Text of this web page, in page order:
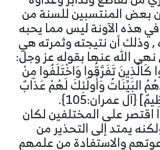
بعض المنتسبين للسنة من
هذه الآونة ليس مما يحبه
, وذلك أن نتيجته وثمرته هي
نهى الله عنها بقوله عز وجل:
كَالَّذِينَ تَفَرَّقُوا وَاخْتَلَفُوا مِنْ
البَيِّنَاتُ وَأُولَئِكَ لَهُمْ عَذَابٌ
{آل عمران:105}.
اقتصر على المختلفين لكان
يمتد إلى التحذير من
والاستفادة من علمهم